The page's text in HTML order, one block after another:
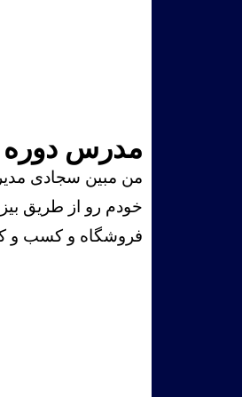
مدرس
من مبین سجادی
خودم رو از طریق
فروشگاه و کسب و